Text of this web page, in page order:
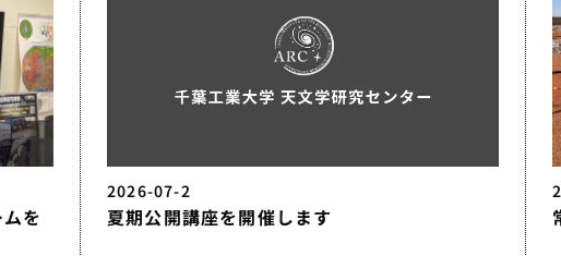
を
2026-07-2
夏期公開講座を開催します